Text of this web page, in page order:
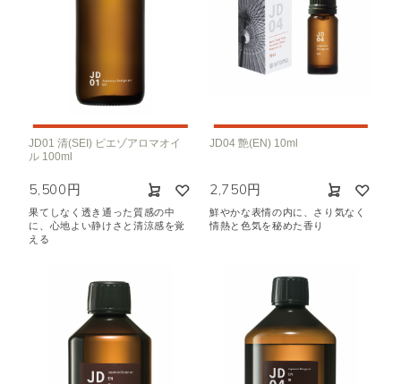
JD01 清(SEI) ピエゾアロマオイ
ル 100ml
5,500円
果てしなく透き通った質感の中
に、心地よい静けさと清涼感を覚
える
JD04 艶(EN) 10ml
2,750円
鮮やかな表情の内に、さり気なく
情熱と色気を秘めた香り